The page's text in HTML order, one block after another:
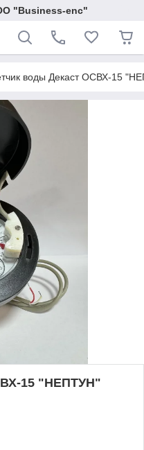
"Business-enc"
воды Декаст ОСВХ-15
15 "НЕПТУН"